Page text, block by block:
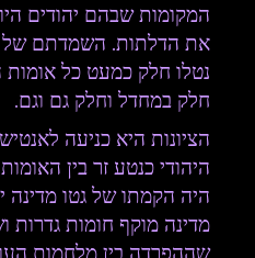
המקומות שבהם יהודים
את הדלתות. השמדתם של
נטלו חלק כמעט כל
חלק במחדל וחלק גם וגם.
הציונות היא כניעה
היהודי כנטע זר בין
היה הקמתו של גטו מדינה
מדינה מוקף חומות גדרות